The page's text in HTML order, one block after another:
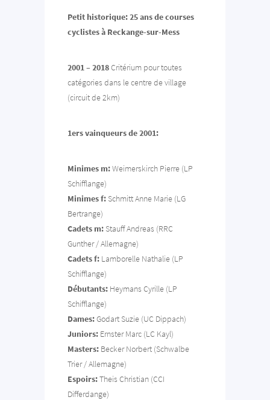
Petit historique: 25 ans de courses
cyclistes à Reckange-sur-Mess
2001 – 2018Critérium pour toutes
catégories dans le centre de village
(circuit de 2km)
1ers vainqueurs de 2001:
Minimes m:Weimerskirch Pierre (LP
Schifflange)
Minimes f: Schmitt Anne Marie (LG
Bertrange)
Cadets m: Stauff Andreas (RRC
Gunther / Allemagne)
Cadets f: Lamborelle Nathalie (LP
Schifflange)
Débutants: Heymans Cyrille (LP
Schifflange)
Dames:Godart Suzie (UC Dippach)
Juniors: Ernster Marc (LC Kayl)
Masters: Becker Norbert (Schwalbe
Trier / Allemagne)
Espoirs:Theis Christian (CCI
Differdange)